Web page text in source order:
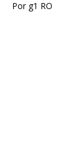
Por g1 RO